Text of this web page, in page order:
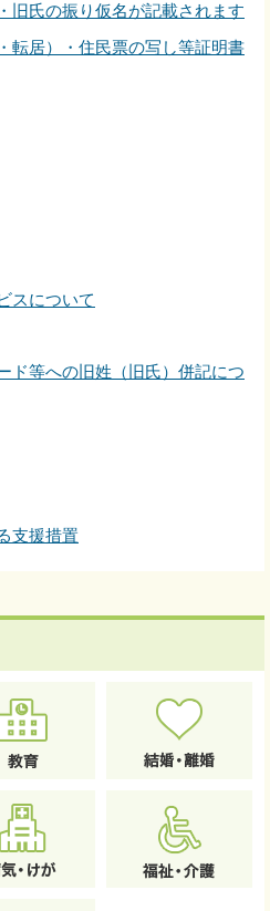
旧氏の振り仮名が記載されます
転居）・住民票の写し等証明書
スについて
ド等への旧姓（旧氏）併記につ
支援措置